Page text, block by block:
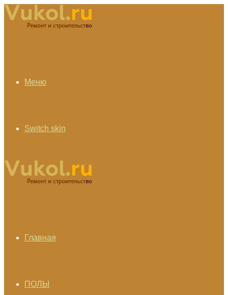
Меню
Switch skin
Главная
ПОЛЫ